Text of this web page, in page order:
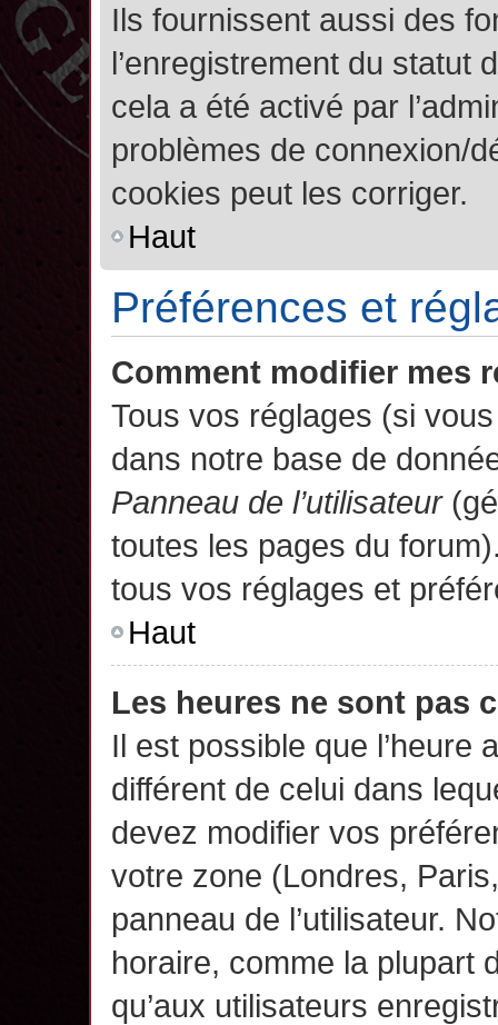
Ils fournissent aussi des
l’enregistrement du statut
cela a été activé par
problèmes de connexion/
cookies peut les corriger.
Haut
Préférences et
Comment modifier mes
Tous vos réglages (si
dans notre base de
Panneau de l’utilisateur
toutes les pages du
tous vos réglages et
Haut
Les heures ne sont pas
Il est possible que l’heure
différent de celui dans
devez modifier vos
votre zone (Londres,
panneau de l’utilisateur.
horaire, comme la plupart
qu’aux utilisateurs